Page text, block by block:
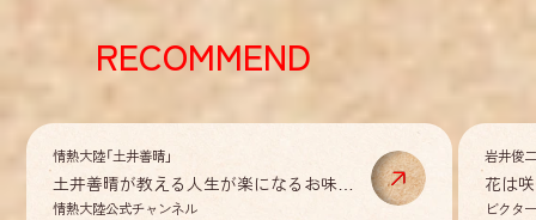
RECOMMEND
情熱大陸「土井善晴」
土井善晴が教える人生が楽になるお味噌
汁の作り方①
情熱大陸公式チャンネル
岩井俊二
花は
ビクタ